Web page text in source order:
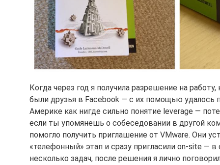
Когда через год я получила разрешение на
были друзья в Facebook — с их помощью удалось
Америке как нигде сильно понятие leverage —
если ты упомянешь о собеседовании в другой
помогло получить приглашение от VMware. Они
«телефонный» этап и сразу пригласили on-site —
несколько задач, после решения я лично